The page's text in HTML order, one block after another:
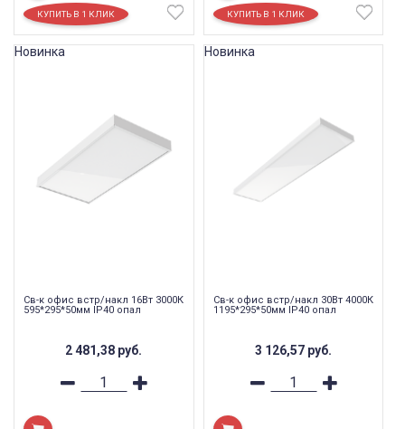
Св-к офис встр/накл 16Вт 3000К
595*295*50мм IP40 опал
2 481,38 руб.
Новинка
Св-к офис встр/накл 30Вт 4000К
1195*295*50мм IP40 опал
3 126,57 руб.
Новинка